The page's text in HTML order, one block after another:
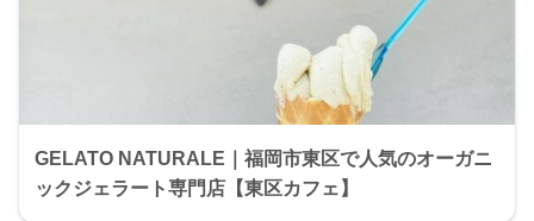
GELATO NATURALE｜福岡市東区で人気のオーガニ
ックジェラート専門店【東区カフェ】